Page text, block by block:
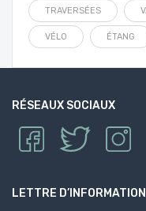
TRAVERSÉES
VÉLO ÉTANG
RÉSEAUX SOCIAUX
LETTRE